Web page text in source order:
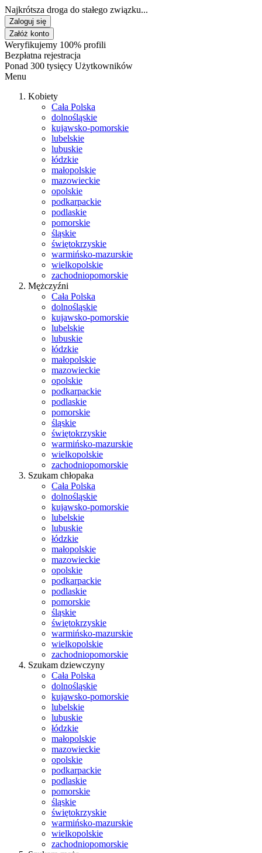
Najkrótsza droga do stałego związku...
Zaloguj się
Załóż konto
Weryfikujemy 100% profili
Bezpłatna rejestracja
Ponad 300 tysięcy Użytkowników
Menu
Kobiety
Cała Polska
dolnośląskie
kujawsko-pomorskie
lubelskie
lubuskie
łódzkie
małopolskie
mazowieckie
opolskie
podkarpackie
podlaskie
pomorskie
śląskie
świętokrzyskie
warmińsko-mazurskie
wielkopolskie
zachodniopomorskie
Mężczyźni
Cała Polska
dolnośląskie
kujawsko-pomorskie
lubelskie
lubuskie
łódzkie
małopolskie
mazowieckie
opolskie
podkarpackie
podlaskie
pomorskie
śląskie
świętokrzyskie
warmińsko-mazurskie
wielkopolskie
zachodniopomorskie
Szukam chłopaka
Cała Polska
dolnośląskie
kujawsko-pomorskie
lubelskie
lubuskie
łódzkie
małopolskie
mazowieckie
opolskie
podkarpackie
podlaskie
pomorskie
śląskie
świętokrzyskie
warmińsko-mazurskie
wielkopolskie
zachodniopomorskie
Szukam dziewczyny
Cała Polska
dolnośląskie
kujawsko-pomorskie
lubelskie
lubuskie
łódzkie
małopolskie
mazowieckie
opolskie
podkarpackie
podlaskie
pomorskie
śląskie
świętokrzyskie
warmińsko-mazurskie
wielkopolskie
zachodniopomorskie